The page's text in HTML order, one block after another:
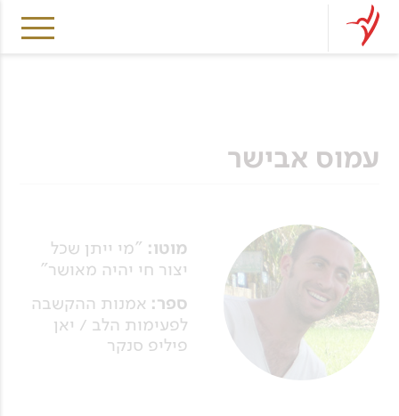
עמוס אבישר
מוטו: "מי ייתן שכל
יצור חי יהיה מאושר"
ספר: אמנות ההקשבה
לפעימות הלב / יאן
פיליפ סנקר